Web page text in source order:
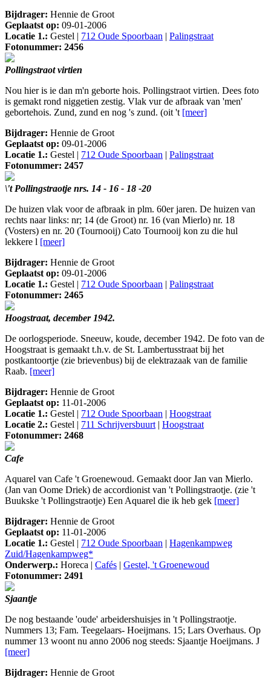
Bijdrager: Hennie de Groot
Geplaatst op: 09-01-2006
Locatie 1.: Gestel | 712 Oude Spoorbaan | Palingstraat
Fotonummer: 2456
Pollingstraot virtien
Nou hier is ie dan m'n geborte hois. Pollingstraot virtien. Dees foto
is gemakt rond niggetien zestig. Vlak vur de afbraak van 'men'
gebortehois. Zund, zund en nog 's zund. (oit 't [meer]
Bijdrager: Hennie de Groot
Geplaatst op: 09-01-2006
Locatie 1.: Gestel | 712 Oude Spoorbaan | Palingstraat
Fotonummer: 2457
\'t Pollingstraotje nrs. 14 - 16 - 18 -20
De huizen vlak voor de afbraak in plm. 60er jaren. De huizen van
rechts naar links: nr; 14 (de Groot) nr. 16 (van Mierlo) nr. 18
(Vosters) en nr. 20 (Tournooij) Cato Tournooij kon zu die hul
lekkere l [meer]
Bijdrager: Hennie de Groot
Geplaatst op: 09-01-2006
Locatie 1.: Gestel | 712 Oude Spoorbaan | Palingstraat
Fotonummer: 2465
Hoogstraat, december 1942.
De oorlogsperiode. Sneeuw, koude, december 1942. De foto van de
Hoogstraat is gemaakt t.h.v. de St. Lambertusstraat bij het
postkantoortje (zie brievenbus) bij de elektrazaak van de familie
Raab. [meer]
Bijdrager: Hennie de Groot
Geplaatst op: 11-01-2006
Locatie 1.: Gestel | 712 Oude Spoorbaan | Hoogstraat
Locatie 2.: Gestel | 711 Schrijversbuurt| Hoogstraat
Fotonummer: 2468
Cafe
Aquarel van Cafe 't Groenewoud. Gemaakt door Jan van Mierlo.
(Jan van Oome Driek) de accordionist van 't Pollingstraotje. (zie 't
Buukske 't Pollingstraotje) Een Aquarel die ik heb gek [meer]
Bijdrager: Hennie de Groot
Geplaatst op: 11-01-2006
Locatie 1.: Gestel | 712 Oude Spoorbaan | Hagenkampweg
Zuid/Hagenkampweg*
Onderwerp.: Horeca | Cafés | Gestel, 't Groenewoud
Fotonummer: 2491
Sjaantje
De nog bestaande 'oude' arbeidershuisjes in 't Pollingstraotje.
Nummers 13; Fam. Teegelaars- Hoeijmans. 15; Lars Overhaus. Op
nummer 13 woont nu anno 2006 nog steeds: Sjaantje Hoeijmans. J
[meer]
Bijdrager: Hennie de Groot